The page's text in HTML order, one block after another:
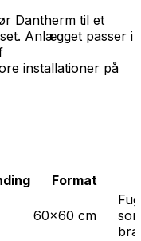
Dantherm til et
Anlægget passer i
installationer på
Format
60x60 cm